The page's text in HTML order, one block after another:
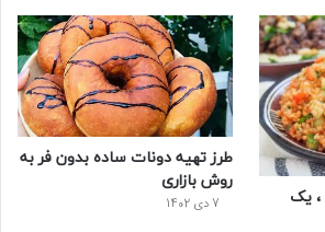
، یک
طرز تهیه دونات ساده بدون فر به
روش بازاری
7 دی 1402